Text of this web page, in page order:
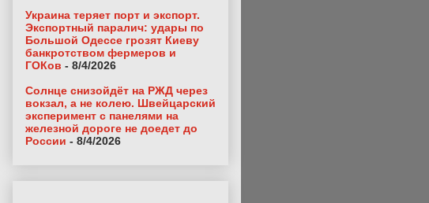
Украина теряет порт и экспорт.
Экспортный паралич: удары по
Большой Одессе грозят Киеву
банкротством фермеров и
ГОКов - 8/4/2026
Солнце снизойдёт на РЖД через
вокзал, а не колею. Швейцарский
эксперимент с панелями на
железной дороге не доедет до
России - 8/4/2026